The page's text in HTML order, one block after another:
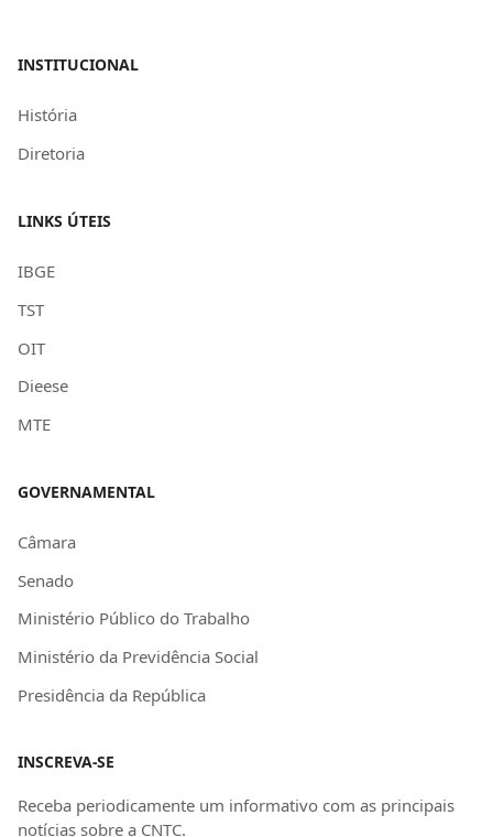
INSTITUCIONAL
História
Diretoria
LINKS ÚTEIS
IBGE
TST
OIT
Dieese
MTE
GOVERNAMENTAL
Câmara
Senado
Ministério Público do Trabalho
Ministério da Previdência Social
Presidência da República
INSCREVA-SE
Receba periodicamente um informativo com as principais
notícias sobre a CNTC.